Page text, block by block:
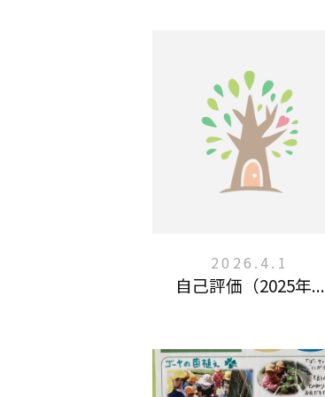
2026.4.1
自己評価（2025年...